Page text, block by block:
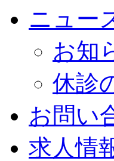
ニュー
お知
休診
お問い
求人情